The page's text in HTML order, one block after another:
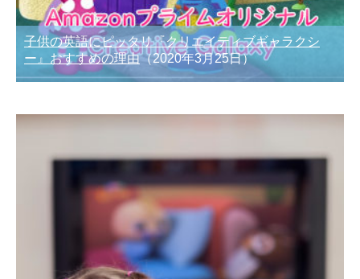
子供の英語にピッタリ『クリエイティブギャラクシ
ー』おすすめの理由（2020年3月25日）